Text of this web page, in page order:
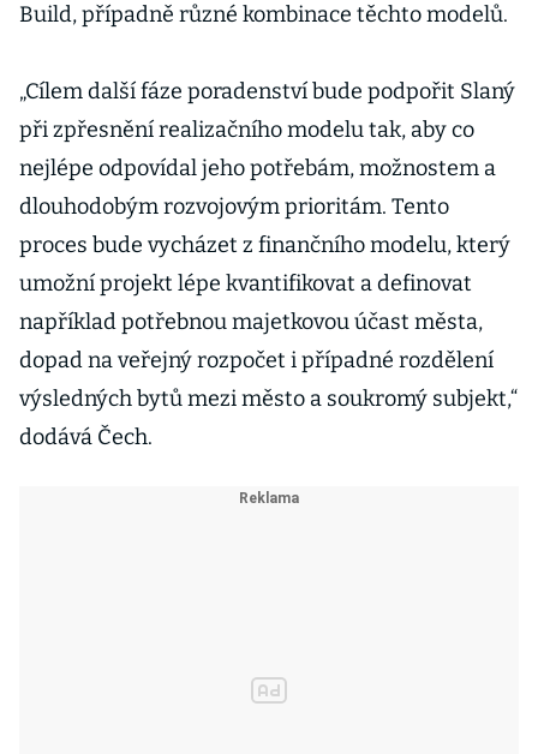
Build, případně různé kombinace těchto modelů.
„Cílem další fáze poradenství bude podpořit Slaný
při zpřesnění realizačního modelu tak, aby co
nejlépe odpovídal jeho potřebám, možnostem a
dlouhodobým rozvojovým prioritám. Tento
proces bude vycházet z finančního modelu, který
umožní projekt lépe kvantifikovat a definovat
například potřebnou majetkovou účast města,
dopad na veřejný rozpočet i případné rozdělení
výsledných bytů mezi město a soukromý subjekt,“
dodává Čech.